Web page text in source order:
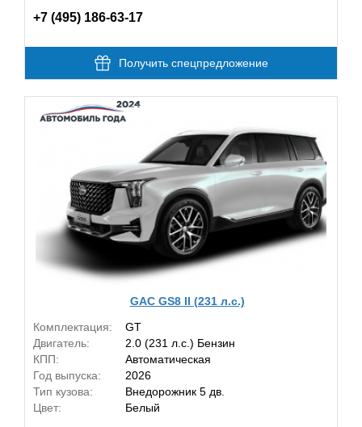
+7 (495) 186-63-17
Получить спецпредложение
GAC GS8 II (231 л.с.)
Комплектация:
GT
Двигатель:
2.0 (231 л.с.) Бензин
КПП:
Автоматическая
Год выпуска:
2026
Тип кузова:
Внедорожник 5 дв.
Цвет:
Белый